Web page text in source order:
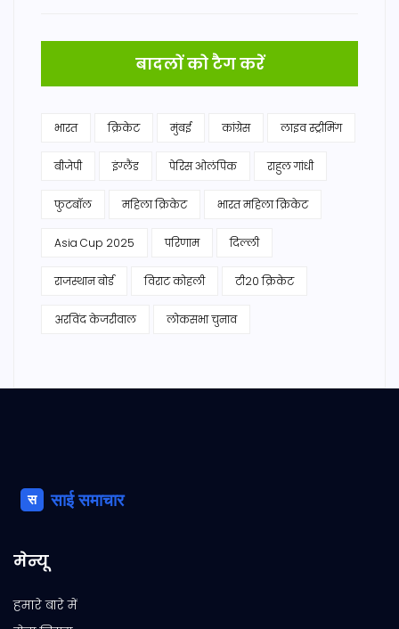
बादलों को टैग करें
भारत क्रिकेट मुंबई कांग्रेस लाइव स्ट्रीमिंग
बीजेपी इंग्लैंड पेरिस ओलंपिक राहुल गांधी
फुटबॉल महिला क्रिकेट भारत महिला क्रिकेट
Asia Cup 2025 परिणाम दिल्ली
राजस्थान बोर्ड विराट कोहली टी20 क्रिकेट
अरविंद केजरीवाल लोकसभा चुनाव
मेन्यू
हमारे बारे में